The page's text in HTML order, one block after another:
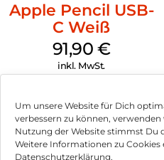
Um unsere Website für Dich
verbessern zu können,
Nutzung der Website stimmst Du
Weitere Informationen zu Cookies
Datenschutzerklärung.
Apple Pencil USB-
C Weiß
91,90 €
inkl. MwSt.
Impressum